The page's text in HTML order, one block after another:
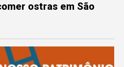
ostras em São